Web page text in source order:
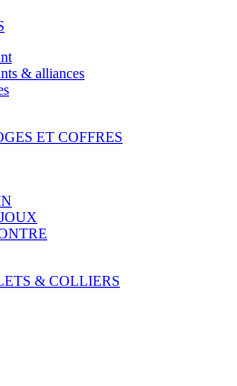
& alliances
ET COFFRES
& COLLIERS